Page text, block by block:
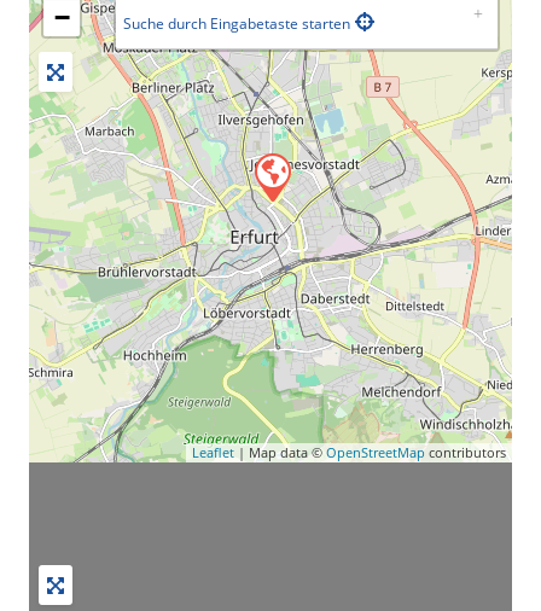
−
Suche durch Eingabetaste starten
Leaflet | Map data © OpenStreetMap contributors